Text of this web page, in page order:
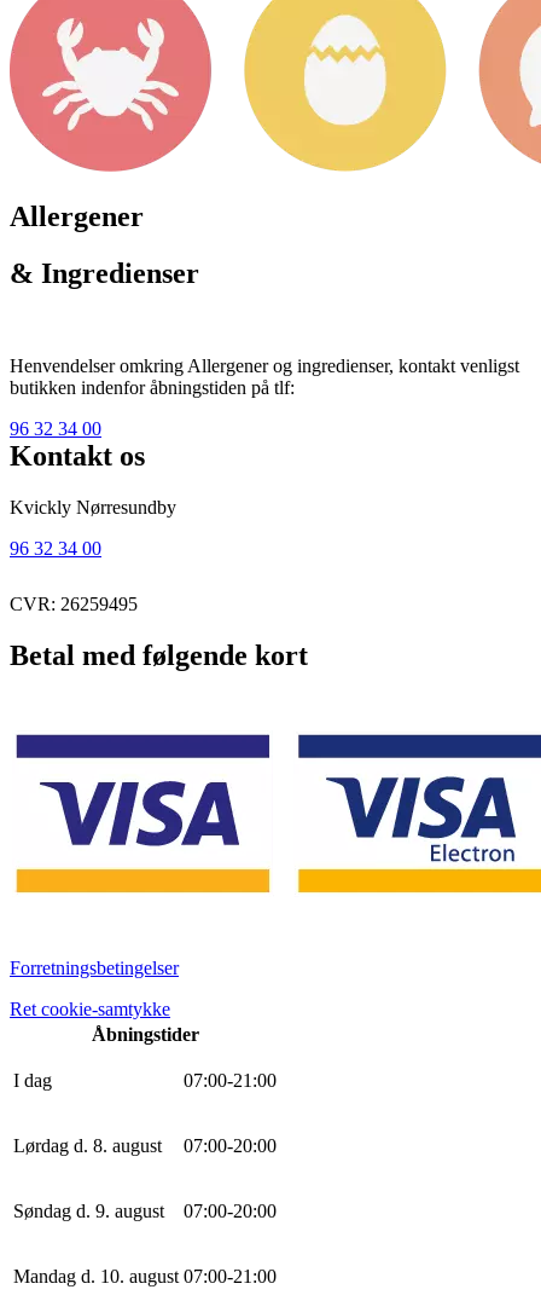
Allergener
& Ingredienser
Henvendelser omkring Allergener og ingredienser, kontakt venligst
butikken indenfor åbningstiden på tlf:
96 32 34 00
Kontakt os
Kvickly Nørresundby
96 32 34 00
CVR: 26259495
Betal med følgende kort
Forretningsbetingelser
Ret cookie-samtykke
Åbningstider
I dag 07:00-21 :00
Lørdag d. 8. august 07:00-20:00
Søndag d. 9. august 07:00-20:00
Mandag d. 10. august 07:00-21 :00